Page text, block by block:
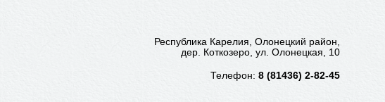
Республика Карелия, Олонецкий район,
дер. Коткозеро, ул. Олонецкая, 10
Телефон: 8 (81436) 2-82-45